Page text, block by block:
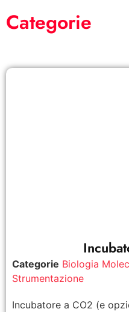
Categorie
Categorie Biologia
Strumentazione
Incubatore a CO2 (e